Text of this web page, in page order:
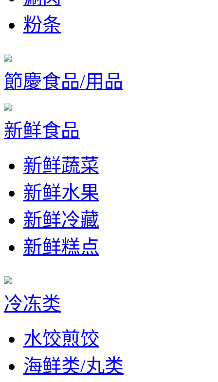
粉条
節慶食品/用品
新鲜食品
新鲜蔬菜
新鲜水果
新鲜冷藏
新鲜糕点
冷冻类
水饺煎饺
海鲜类/丸类